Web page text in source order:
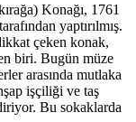
Konağı, 1761
yaptırılmış.
çeken konak,
biri. Bugün müze
arasında mutlaka
işçiliği ve taş
Bu sokaklarda